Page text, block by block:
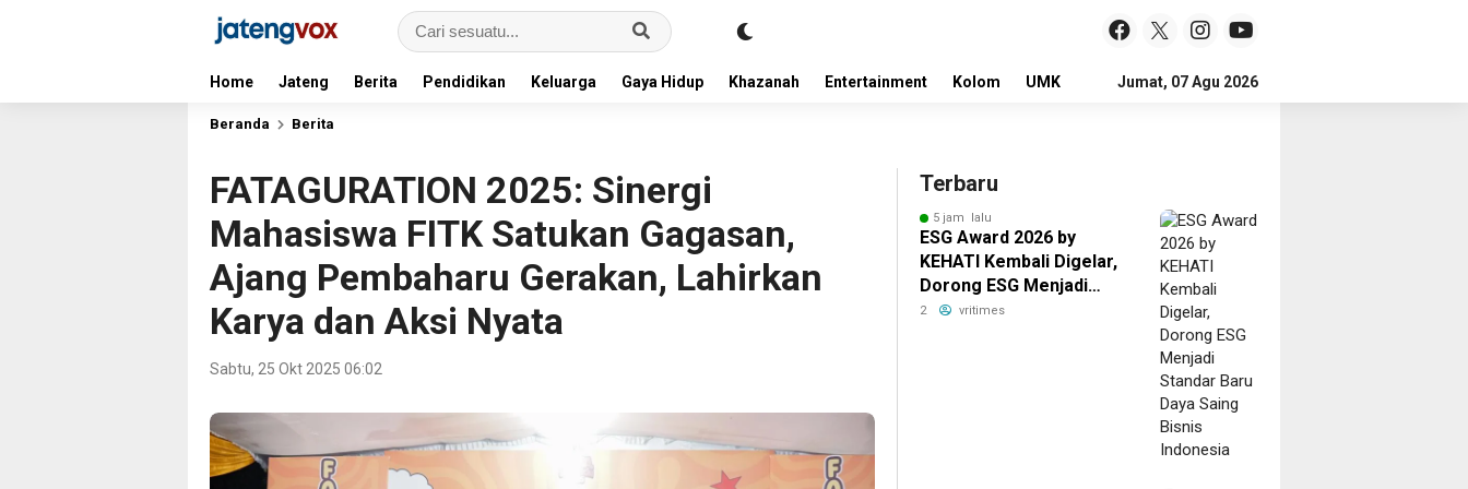
Home Jateng Berita Pendidikan Keluarga Gaya Hidup Khazanah Entertainment Kolom UMKM LOKER
Jumat, 07 Agu 2026
Beranda Berita
FATAGURATION 2025: Sinergi
Mahasiswa FITK Satukan Gagasan,
Ajang Pembaharu Gerakan, Lahirkan
Karya dan Aksi Nyata
Sabtu, 25 Okt 2025 06:02
Terbaru
5 jam lalu
ESG Award 2026 by
KEHATI Kembali Digelar,
Dorong ESG Menjadi
Standar Baru Daya Saing
2 vritimes